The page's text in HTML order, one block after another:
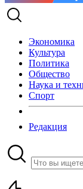
Экономика
Культура
Политика
Общество
Наука и
Спорт
Редакция